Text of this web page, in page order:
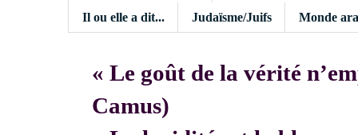
Il ou elle a dit... Judaïsme/Juifs Monde
« Le goût de la vérité
Camus)